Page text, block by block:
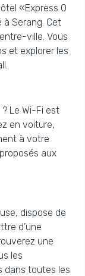
«Express O
à Serang. Cet
ville. Vous
et explorer les
Le Wi-Fi est
en voiture,
à votre
aux
dispose de
d’une
une
les
dans toutes les